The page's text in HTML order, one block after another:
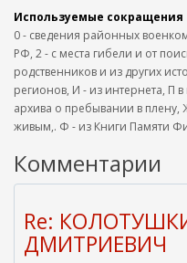
Используемые сокращения
0 - сведения районных
РФ, 2 - с места гибели и от
родственников и из других
регионов, И - из интернета, П
архива о пребывании в плену,
живым,. Ф - из Книги Памяти
Комментарии
Re:
ДМИТРИЕВИЧ